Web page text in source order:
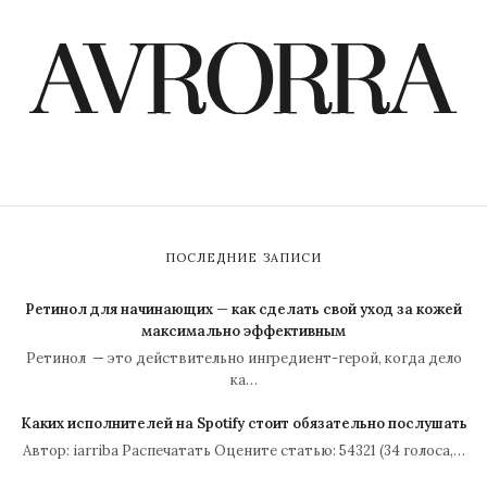
ПОСЛЕДНИЕ ЗАПИСИ
Ретинол для начинающих — как сделать свой уход за кожей
максимально эффективным
Ретинол — это действительно ингредиент-герой, когда дело
ка…
Каких исполнителей на Spotify стоит обязательно послушать
Автор: iarriba Распечатать Оцените статью: 54321 (34 голоса,…